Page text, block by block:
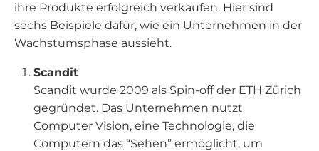
ihre Produkte erfolgreich verkaufen. Hier sind
sechs Beispiele dafür, wie ein Unternehmen in der
Wachstumsphase aussieht.
Scandit
Scandit wurde 2009 als Spin-off der ETH Zürich
gegründet. Das Unternehmen nutzt
Computer Vision, eine Technologie, die
Computern das “Sehen” ermöglicht, um